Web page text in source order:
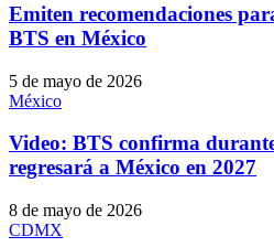
Emiten recomendaciones
BTS en México
5 de mayo de 2026
México
Video: BTS confirma
regresará a México en 2027
8 de mayo de 2026
CDMX